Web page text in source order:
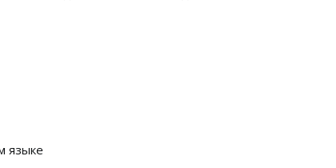
языке